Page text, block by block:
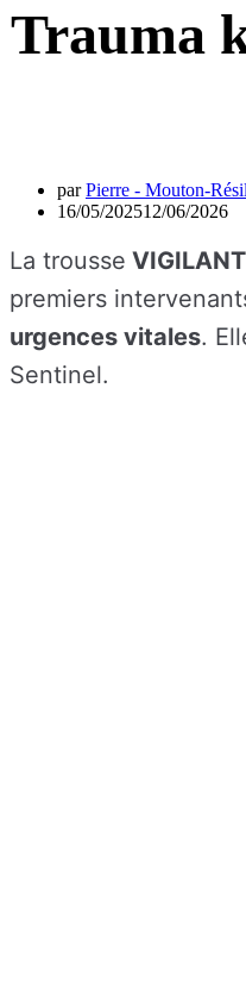
Trauma
parPierre - Mouton-
16/05/202512/06/2026
La trousse
premiers
urgences vitales.
Sentinel.